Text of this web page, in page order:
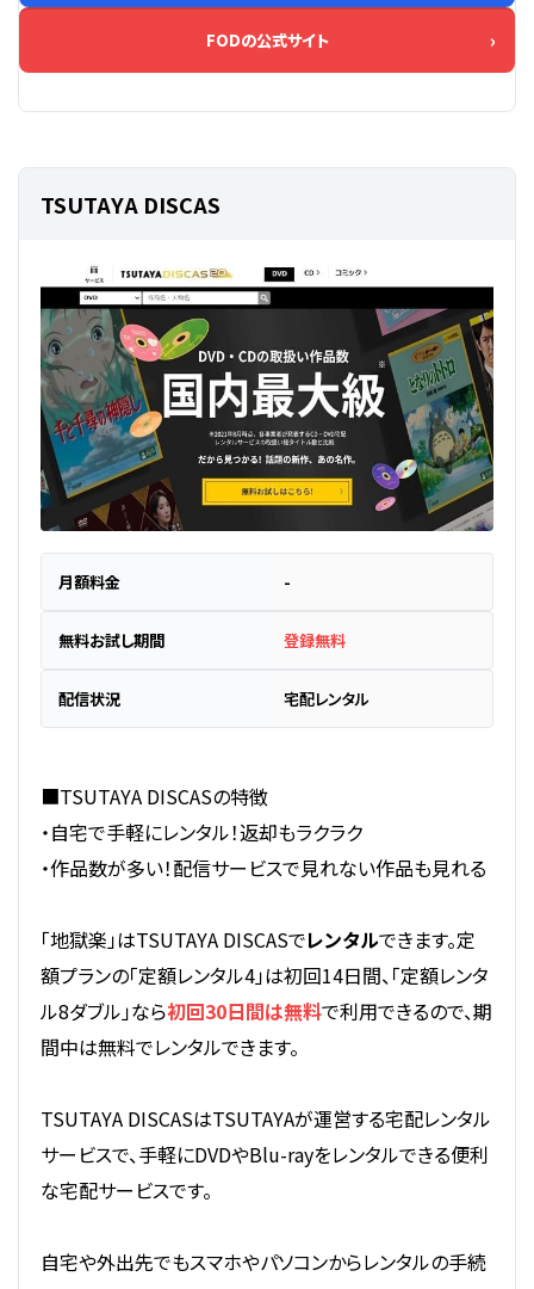
FODの公式サイト
TSUTAYA DISCAS
月額料金 -
無料お試し期間 登録無料
配信状況 宅配レンタル
■TSUTAYA DISCASの特徴
・自宅で手軽にレンタル！返却もラクラク
・作品数が多い！配信サービスで見れない作品も見れる
「地獄楽」はTSUTAYA DISCASでレンタルできます。定
額プランの「定額レンタル4」は初回14日間、「定額レンタ
ル8ダブル」なら初回30日間は無料で利用できるので、期
間中は無料でレンタルできます。
TSUTAYA DISCASはTSUTAYAが運営する宅配レンタル
サービスで、手軽にDVDやBlu-rayをレンタルできる便利
な宅配サービスです。
自宅や外出先でもスマホやパソコンからレンタルの手続